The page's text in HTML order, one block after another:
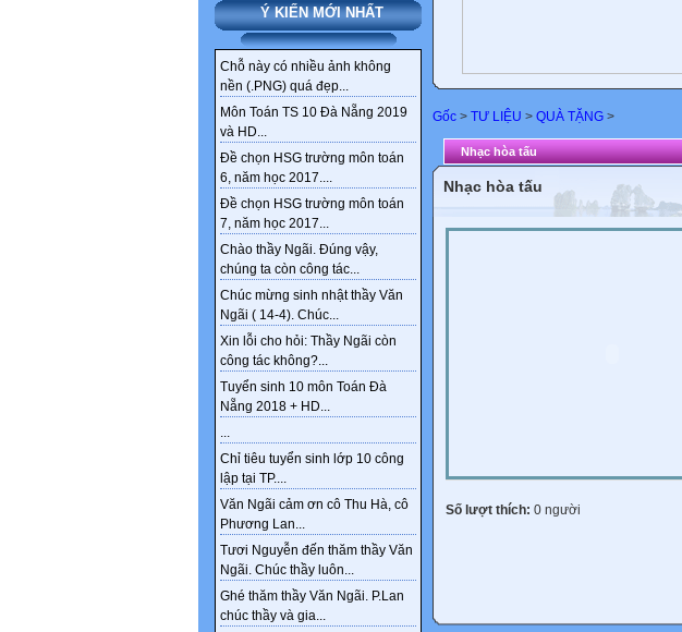
Ý KIẾN MỚI NHẤT
Chỗ này có nhiều ảnh không
nền (.PNG) quá đẹp...
Môn Toán TS 10 Đà Nẵng 2019
và HD...
Đề chọn HSG trường môn toán
6, năm học 2017....
Đề chọn HSG trường môn toán
7, năm học 2017...
Chào thầy Ngãi. Đúng vậy,
chúng ta còn công tác...
Chúc mừng sinh nhật thầy Văn
Ngãi ( 14-4). Chúc...
Xin lỗi cho hỏi: Thầy Ngãi còn
công tác không?...
Tuyển sinh 10 môn Toán Đà
Nẵng 2018 + HD...
...
Chỉ tiêu tuyển sinh lớp 10 công
lập tại TP....
Văn Ngãi cảm ơn cô Thu Hà, cô
Phương Lan...
Tươi Nguyễn đến thăm thầy Văn
Ngãi. Chúc thầy luôn...
Ghé thăm thầy Văn Ngãi. P.Lan
chúc thầy và gia...
Gốc > TƯ LIỆU > QUÀ TẶNG >
Nhạc hòa tấu
Nhạc hòa tấu
Số lượt thích: 0 người